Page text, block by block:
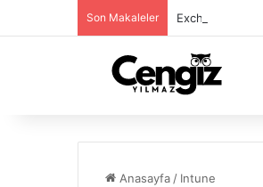
Son Makaleler Exchange
Anasayfa / Intune